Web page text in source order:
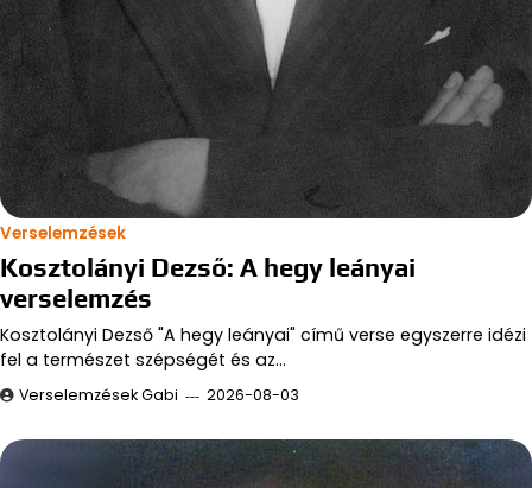
Verselemzések
Kosztolányi Dezső: A hegy leányai
verselemzés
Kosztolányi Dezső "A hegy leányai" című verse egyszerre idézi
fel a természet szépségét és az…
Verselemzések Gabi 2026-08-03